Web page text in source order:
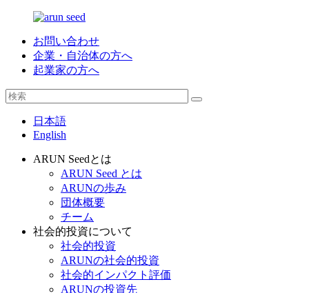
お問い合わせ
企業・自治体の方へ
起業家の方へ
日本語
English
ARUN Seedとは
ARUN Seed とは
ARUNの歩み
団体概要
チーム
社会的投資について
社会的投資
ARUNの社会的投資
社会的インパクト評価
ARUNの投資先